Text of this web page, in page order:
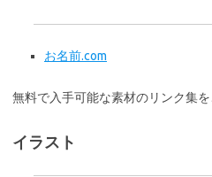
お名前.com
無料で入手可能な素材のリンク集を
イラスト